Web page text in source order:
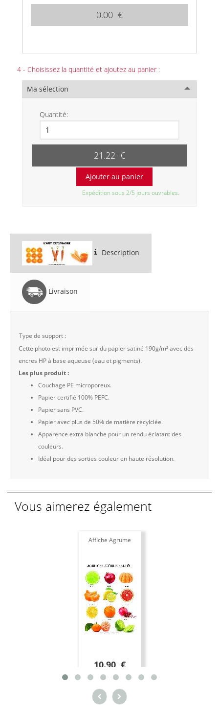
0.00 €
4 - Choisissez la quantité et ajoutez au panier :
Ma sélection
Quantité:
21.22 €
Expédition sous 2/5 jours ouvrables.
Description
Livraison
Type de support :
Cette photo est imprimée sur du papier satiné 190g/m² avec des
encres HP à base aqueuse (eau et pigments).
Les plus produit :
Couchage PE microporeux.
Papier certifié 100% PEFC.
Papier sans PVC.
Papier avec plus de 50% de matière recylclée.
Apparence extra blanche pour un rendu éclatant des
couleurs.
Idéal pour des sorties couleur en haute résolution.
Vous aimerez également
Affiche Agrume
10.90 €